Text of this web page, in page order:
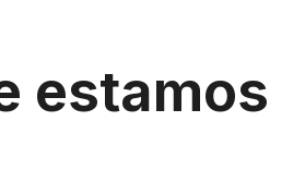
estamos